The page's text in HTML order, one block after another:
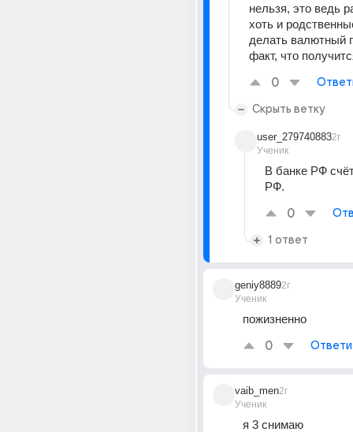
нельзя, это ведь
хоть и
делать валютный
факт, что
0
Скрыть ветку
user_279740883
Ученик
2г
В банке РФ
РФ.
0
1 ответ
geniy8889
Ученик
2г
пожизненно
0
vaib_men
Ученик
2г
я 3 снимаю